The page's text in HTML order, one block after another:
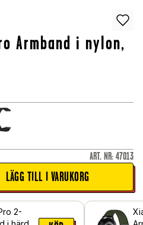
Armband i nylon,
ART. NR: 47013
LÄGG TILL I VARUKORG
2-